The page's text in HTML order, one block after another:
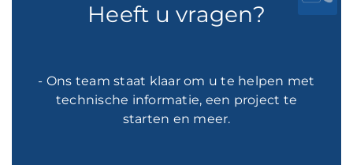
Heeft u vragen?
- Ons team staat klaar om u te helpen met
technische informatie, een project te
starten en meer.